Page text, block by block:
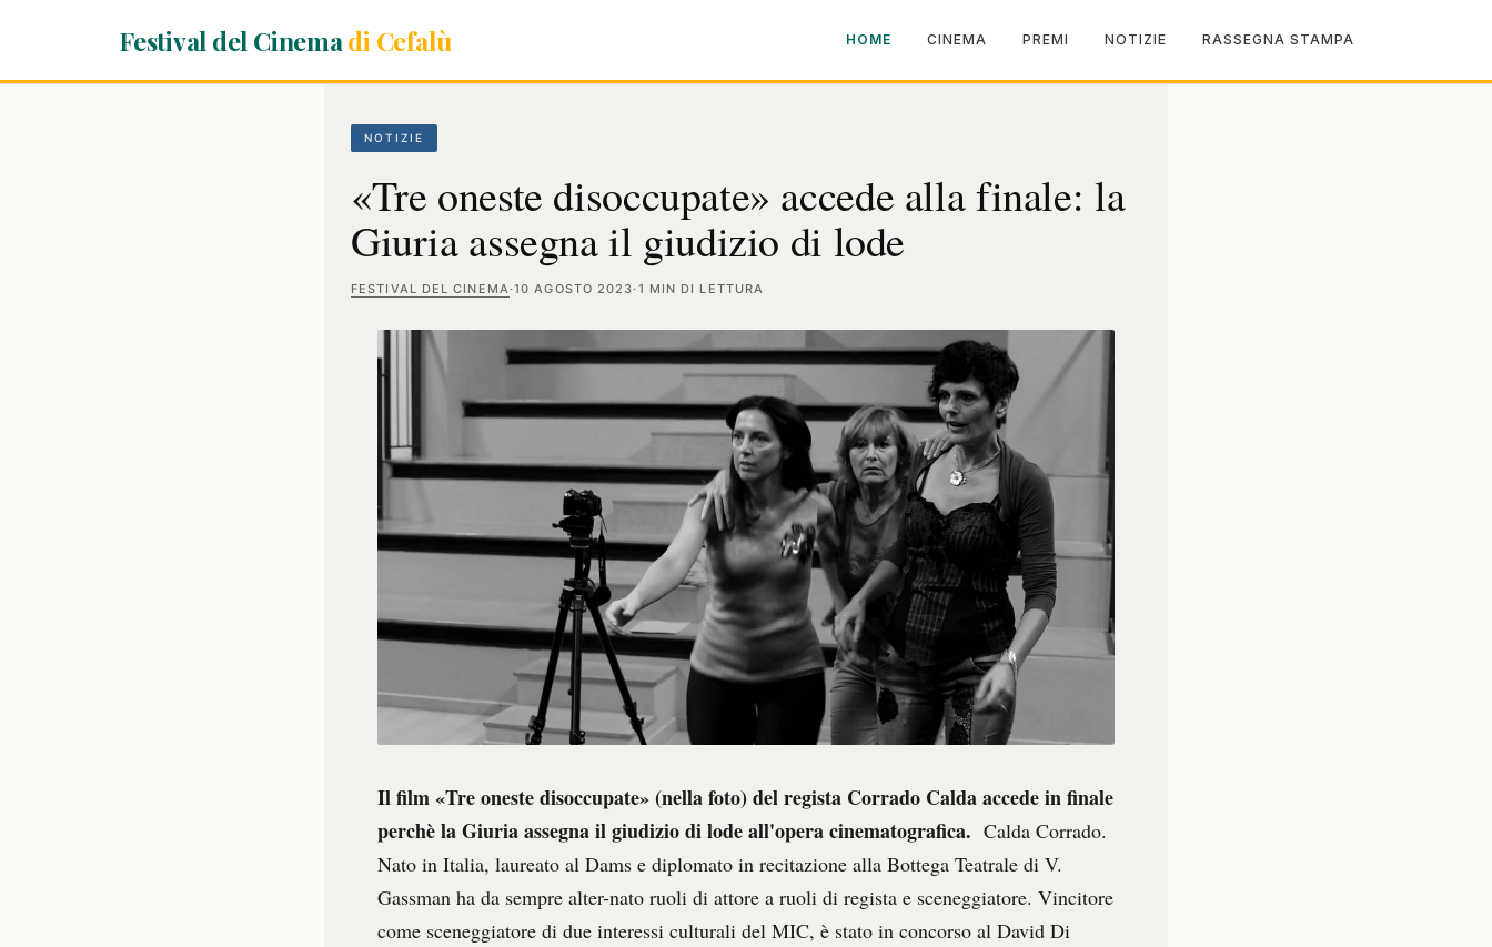
Festival del Cinemadi Cefalù HOME CINEMA PREMI NOTIZIE RASSEGNA STAMPA
NOTIZIE
«Tre oneste disoccupate» accede alla finale: la
Giuria assegna il giudizio di lode
FESTIVAL DEL CINEMA·10 AGOSTO 2023·1 MIN DI LETTURA
Il film «Tre oneste disoccupate» (nella foto) del regista Corrado Calda accede in finale
perchè la Giuria assegna il giudizio di lode all'opera cinematografica. Calda Corrado.
Nato in Italia, laureato al Dams e diplomato in recitazione alla Bottega Teatrale di V.
Gassman ha da sempre alter-nato ruoli di attore a ruoli di regista e sceneggiatore. Vincitore
come sceneggiatore di due interessi culturali del MIC, è stato in concorso al David Di